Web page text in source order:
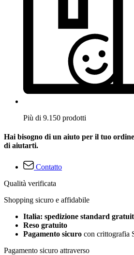
Più di 9.150 prodotti
Hai bisogno di un aiuto per il tuo
di aiutarti.
Contatto
Qualità verificata
Shopping sicuro e affidabile
Italia: spedizione standard
Reso gratuito
Pagamento sicuro con crittografia
Pagamento sicuro attraverso